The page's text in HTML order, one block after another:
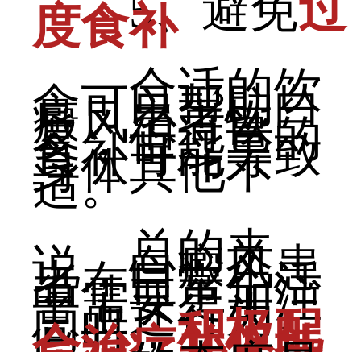
度食补
合适的饮
食可以帮助白
癜风患者恢
复，但过量的
食补可能导致
身体其他不
适。
总的来
说，白癜风患
者在日常生活
中需要更加注
意上述行为。
同时，积极配